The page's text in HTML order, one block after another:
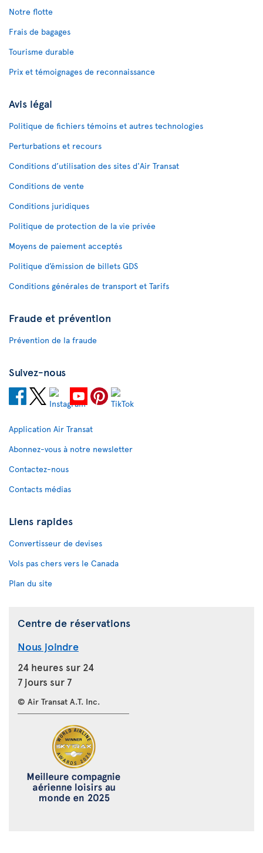
Notre flotte
Frais de bagages
Tourisme durable
Prix et témoignages de reconnaissance
Avis légal
Politique de fichiers témoins et autres technologies
Perturbations et recours
Conditions d’utilisation des sites d'Air Transat
Conditions de vente
Conditions juridiques
Politique de protection de la vie privée
Moyens de paiement acceptés
Politique d’émission de billets GDS
Conditions générales de transport et Tarifs
Fraude et prévention
Prévention de la fraude
Suivez-nous
Application Air Transat
Abonnez-vous à notre newsletter
Contactez-nous
Contacts médias
Liens rapides
Convertisseur de devises
Vols pas chers vers le Canada
Plan du site
Centre de réservations
Nous joindre
24 heures sur 24
7 jours sur 7
© Air Transat A.T. Inc.